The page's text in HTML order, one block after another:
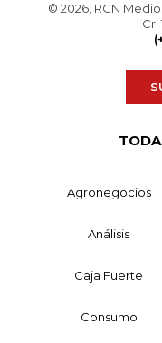
© 2026, RCN
Cr.
Agronegocios
Análisis
Caja Fuerte
Consumo